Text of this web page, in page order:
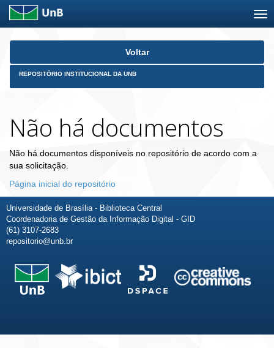
Skip
Voltar
REPOSITÓRIO INSTITUCIONAL DA UNB
Não há documentos
Não há documentos disponíveis no repositório de acordo com a
sua solicitação.
Página inicial do repositório
Universidade de Brasília - Biblioteca Central
Coordenadoria de Gestão da Informação Digital - GID
(61) 3107-2683
repositorio@unb.br